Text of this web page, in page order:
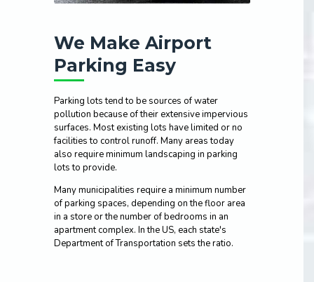
We Make Airport
Parking Easy
Parking lots tend to be sources of water
pollution because of their extensive impervious
surfaces. Most existing lots have limited or no
facilities to control runoff. Many areas today
also require minimum landscaping in parking
lots to provide.
Many municipalities require a minimum number
of parking spaces, depending on the floor area
in a store or the number of bedrooms in an
apartment complex. In the US, each state's
Department of Transportation sets the ratio.